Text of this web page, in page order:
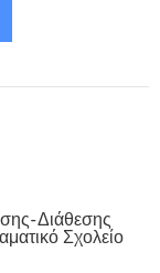
Διάθεσης
Σχολείο